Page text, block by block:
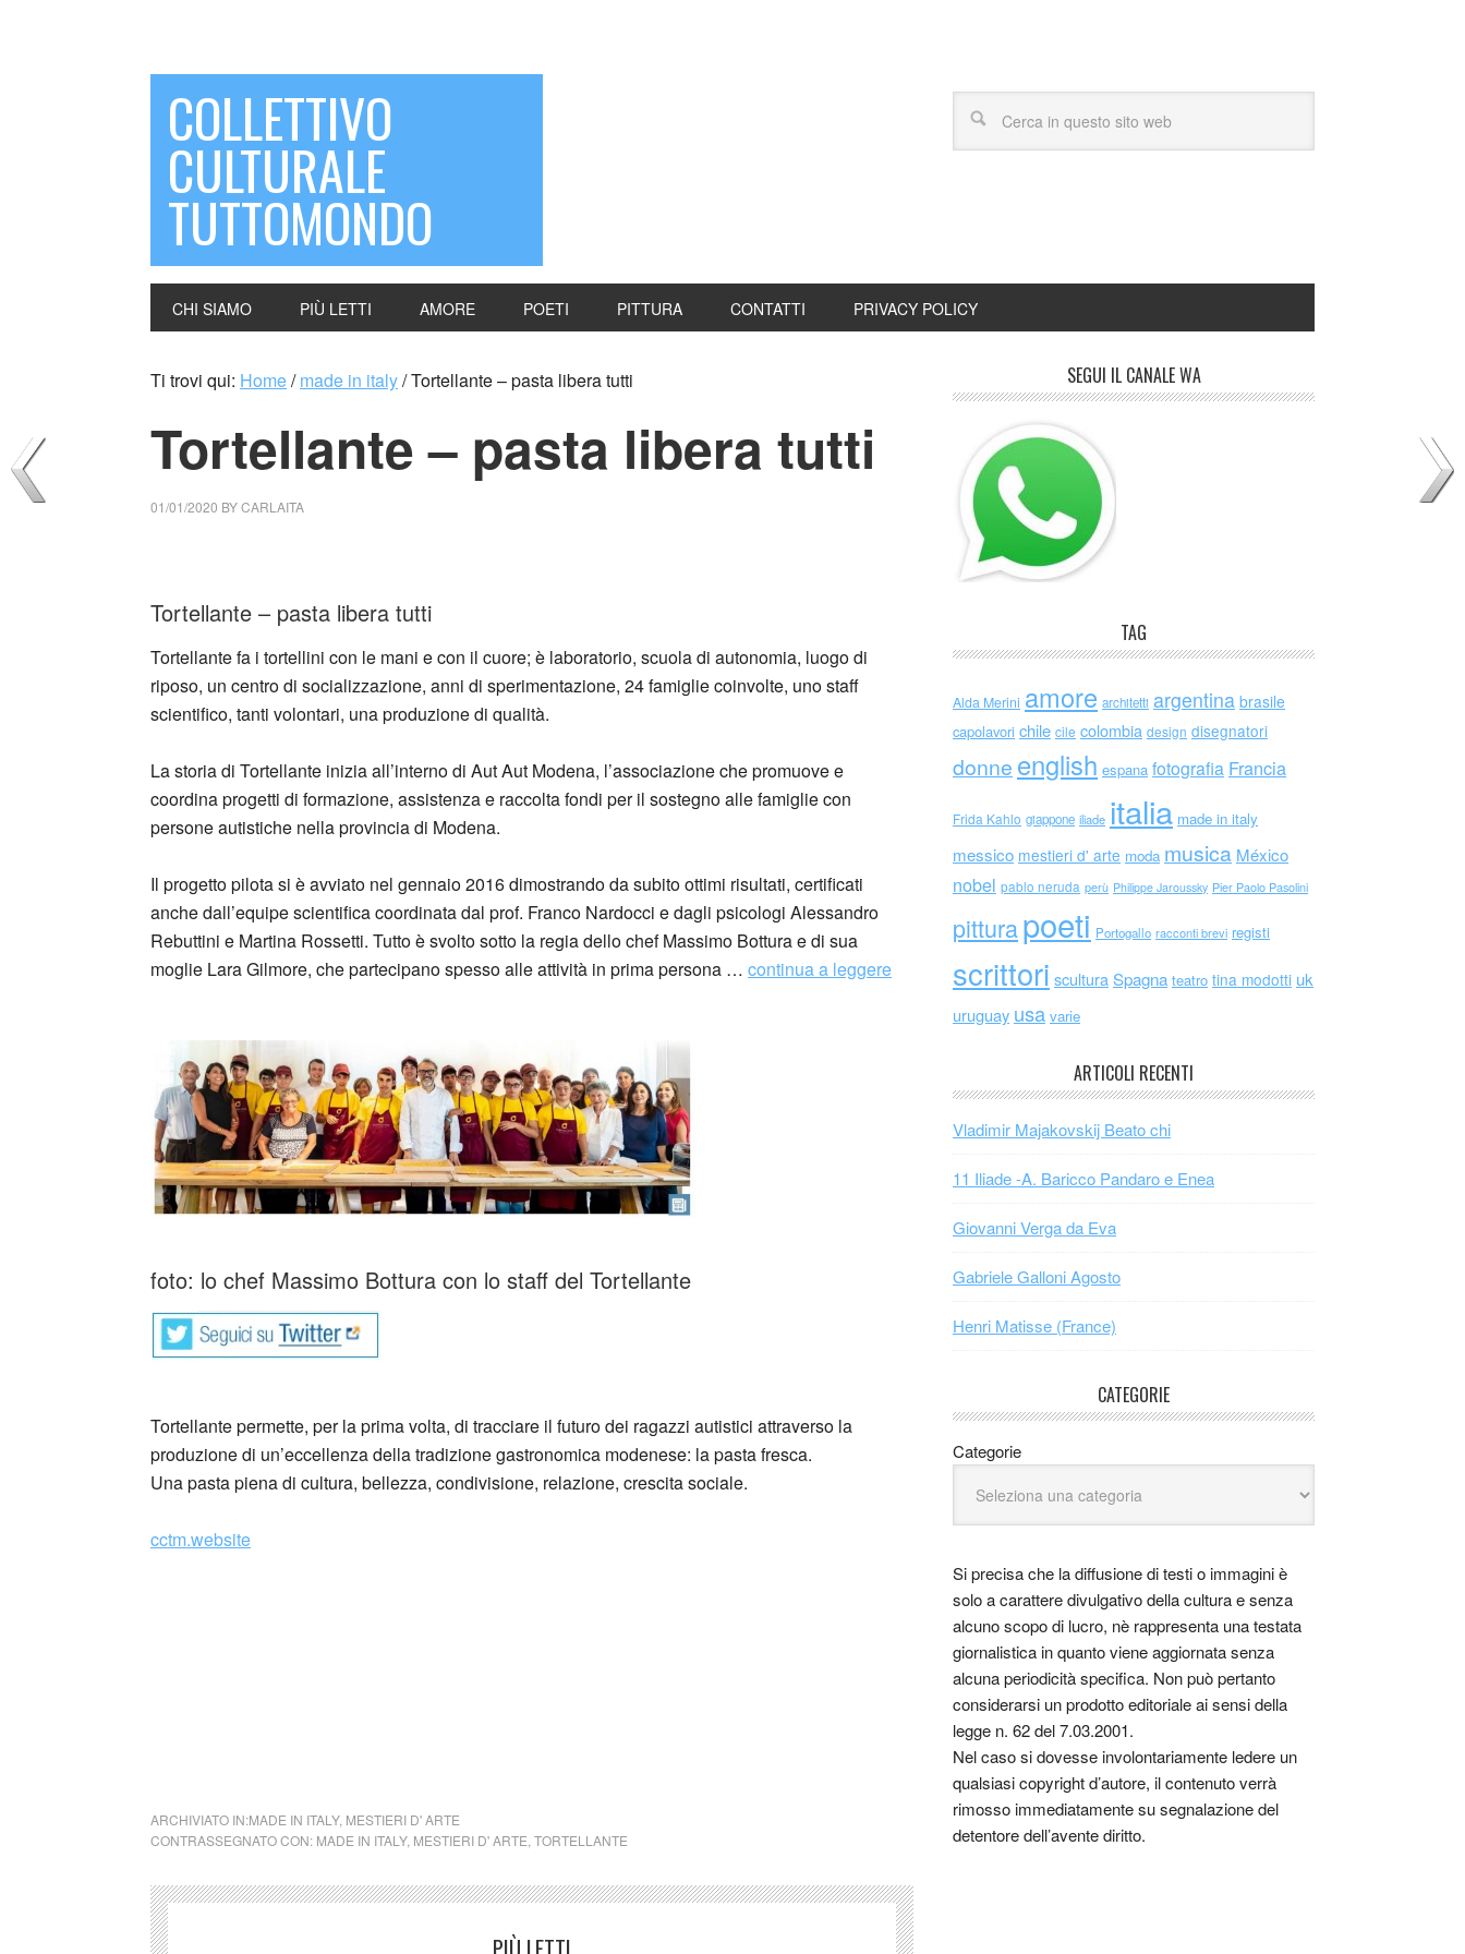
COLLETTIVO
CULTURALE
TUTTOMONDO
CHI SIAMO PIÙ LETTI AMORE POETI PITTURA CONTATTI PRIVACY POLICY
Ti trovi qui: Home/ made in italy/Tortellante – pasta libera tutti
Tortellante – pasta libera tutti
01/01/2020 BYCARLAITA
Tortellante – pasta libera tutti
Tortellante fa i tortellini con le mani e con il cuore; è laboratorio, scuola di autonomia, luogo di
riposo, un centro di socializzazione, anni di sperimentazione, 24 famiglie coinvolte, uno staff
scientifico, tanti volontari, una produzione di qualità.
La storia di Tortellante inizia all’interno di Aut Aut Modena, l’associazione che promuove e
coordina progetti di formazione, assistenza e raccolta fondi per il sostegno alle famiglie con
persone autistiche nella provincia di Modena.
Il progetto pilota si è avviato nel gennaio 2016 dimostrando da subito ottimi risultati, certificati
anche dall’equipe scientifica coordinata dal prof. Franco Nardocci e dagli psicologi Alessandro
Rebuttini e Martina Rossetti. Tutto è svolto sotto la regia dello chef Massimo Bottura e di sua
moglie Lara Gilmore, che partecipano spesso alle attività in prima persona … continua a leggere
foto: lo chef Massimo Bottura con lo staff del Tortellante
Tortellante permette, per la prima volta, di tracciare il futuro dei ragazzi autistici attraverso la
produzione di un’eccellenza della tradizione gastronomica modenese: la pasta fresca.
Una pasta piena di cultura, bellezza, condivisione, relazione, crescita sociale.
cctm.website
ARCHIVIATO IN:MADE IN ITALY, MESTIERI D' ARTE
CONTRASSEGNATO CON: MADE IN ITALY, MESTIERI D' ARTE TORTELLANTE
SEGUI IL CANALE WA
TAG
Alda Merini amore architetti argentina brasile
capolavori chile cile colombia design disegnatori
donne english espana fotografia Francia
Frida Kahlo giappone iliade italia made in italy
messico mestieri d' arte moda musica México
nobel pablo neruda perù Philippe Jaroussky Pier Paolo Pasolini
pitturapoeti Portogallo racconti brevi registi
scrittori scultura Spagna teatro tina modotti uk
uruguay usa varie
ARTICOLI RECENTI
Vladimir Majakovskij Beato chi
11 Iliade -A. Baricco Pandaro e Enea
Giovanni Verga da Eva
Gabriele Galloni Agosto
Henri Matisse (France)
CATEGORIE
Categorie
Si precisa che la diffusione di testi o immagini è
solo a carattere divulgativo della cultura e senza
alcuno scopo di lucro, nè rappresenta una testata
giornalistica in quanto viene aggiornata senza
alcuna periodicità specifica. Non può pertanto
considerarsi un prodotto editoriale ai sensi della
legge n. 62 del 7.03.2001.
Nel caso si dovesse involontariamente ledere un
qualsiasi copyright d’autore, il contenuto verrà
rimosso immediatamente su segnalazione del
detentore dell’avente diritto.